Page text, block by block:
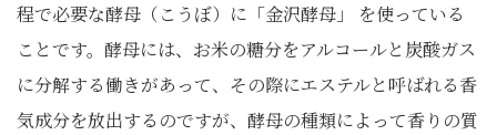
程で必要な酵母（こうぼ）に「金沢酵母」 を使っている
ことです。酵母には、お米の糖分をアルコールと炭酸ガス
に分解する働きがあって、その際にエステルと呼ばれる香
気成分を放出するのですが、酵母の種類によって香りの質